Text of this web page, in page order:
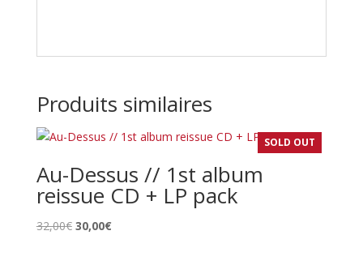
Produits similaires
SOLD OUT
Au-Dessus // 1st album
reissue CD + LP pack
32,00€ Le
30,00€Le